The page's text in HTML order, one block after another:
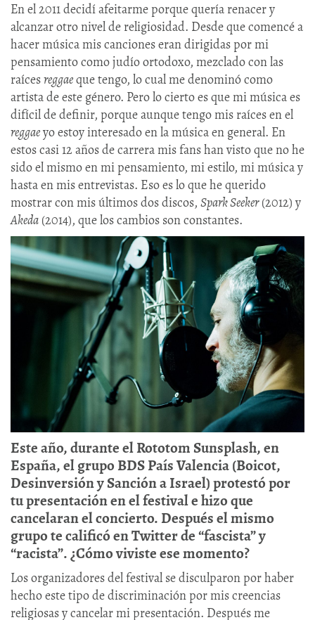
En el 2011 decidí afeitarme porque quería renacer y
alcanzar otro nivel de religiosidad. Desde que comencé a
hacer música mis canciones eran dirigidas por mi
pensamiento como judío ortodoxo, mezclado con las
raícesreggaeque tengo, lo cual me denominó como
artista de este género. Pero lo cierto es que mi música es
difícil de definir, porque aunque tengo mis raíces en el
reggaeyo estoy interesado en la música en general. En
estos casi 12 años de carrera mis fans han visto que no he
sido el mismo en mi pensamiento, mi estilo, mi música y
hasta en mis entrevistas. Eso es lo que he querido
mostrar con mis últimos dos discos, Spark Seeker(2012) y
Akeda (2014), que los cambios son constantes.
Este año, durante el Rototom Sunsplash, en
España, el grupo BDS País Valencia (Boicot,
Desinversión y Sanción a Israel) protestó por
tu presentación en el festival e hizo que
cancelaran el concierto. Después el mismo
grupo te calificó en Twitter de “fascista” y
“racista”. ¿Cómo viviste ese momento?
Los organizadores del festival se disculparon por haber
hecho este tipo de discriminación por mis creencias
religiosas y cancelar mi presentación. Después me